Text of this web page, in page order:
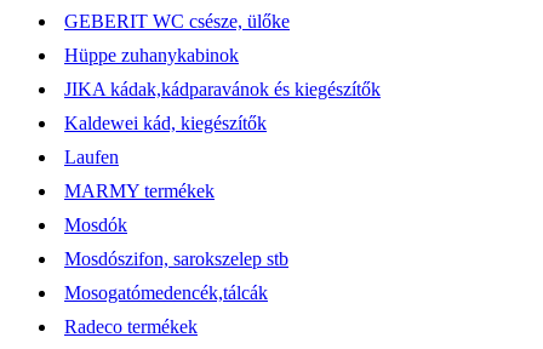
GEBERIT WC csésze, ülőke
Hüppe zuhanykabinok
JIKA kádak,kádparavánok és kiegészítők
Kaldewei kád, kiegészítők
Laufen
MARMY termékek
Mosdók
Mosdószifon, sarokszelep stb
Mosogatómedencék,tálcák
Radeco termékek